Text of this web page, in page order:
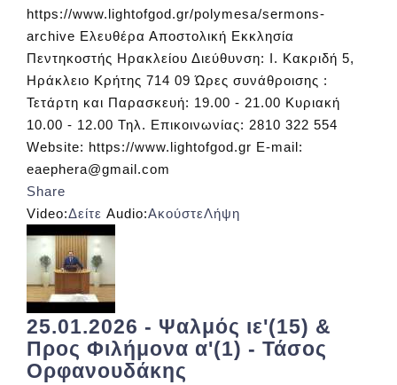
https://www.lightofgod.gr/polymesa/sermons-
archive Ελευθέρα Αποστολική Εκκλησία
Πεντηκοστής Ηρακλείου Διεύθυνση: Ι. Κακριδή 5,
Ηράκλειο Κρήτης 714 09 Ώρες συνάθροισης :
Τετάρτη και Παρασκευή: 19.00 - 21.00 Κυριακή
10.00 - 12.00 Τηλ. Επικοινωνίας: 2810 322 554
Website: https://www.lightofgod.gr E-mail:
eaephera@gmail.com
Share
Video:Δείτε Audio:ΑκούστεΛήψη
25.01.2026 - Ψαλμός ιε'(15) &
Προς Φιλήμονα α'(1) - Τάσος
Ορφανουδάκης